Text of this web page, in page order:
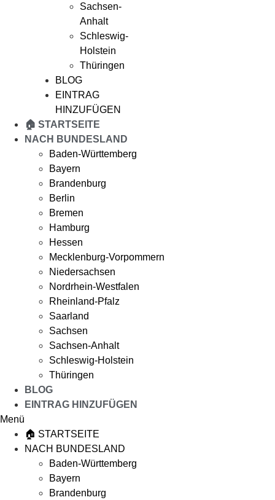
Sachsen-
Anhalt
Schleswig-
Holstein
Thüringen
BLOG
EINTRAG
HINZUFÜGEN
🏠 STARTSEITE
NACH BUNDESLAND
Baden-Württemberg
Bayern
Brandenburg
Berlin
Bremen
Hamburg
Hessen
Mecklenburg-Vorpommern
Niedersachsen
Nordrhein-Westfalen
Rheinland-Pfalz
Saarland
Sachsen
Sachsen-Anhalt
Schleswig-Holstein
Thüringen
BLOG
EINTRAG HINZUFÜGEN
Menü
🏠 STARTSEITE
NACH BUNDESLAND
Baden-Württemberg
Bayern
Brandenburg